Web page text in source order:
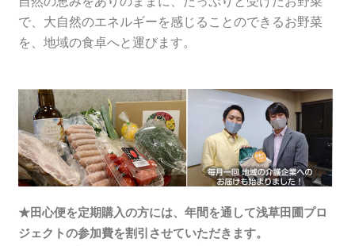
で、大自然のエネルギーを感じることのできるお野菜
を、地域の食卓へと運びます。
★田心便を定期購入の方には、年間を通して浅草田圃プロ
ジェクトの参加費を割引させていただきます。